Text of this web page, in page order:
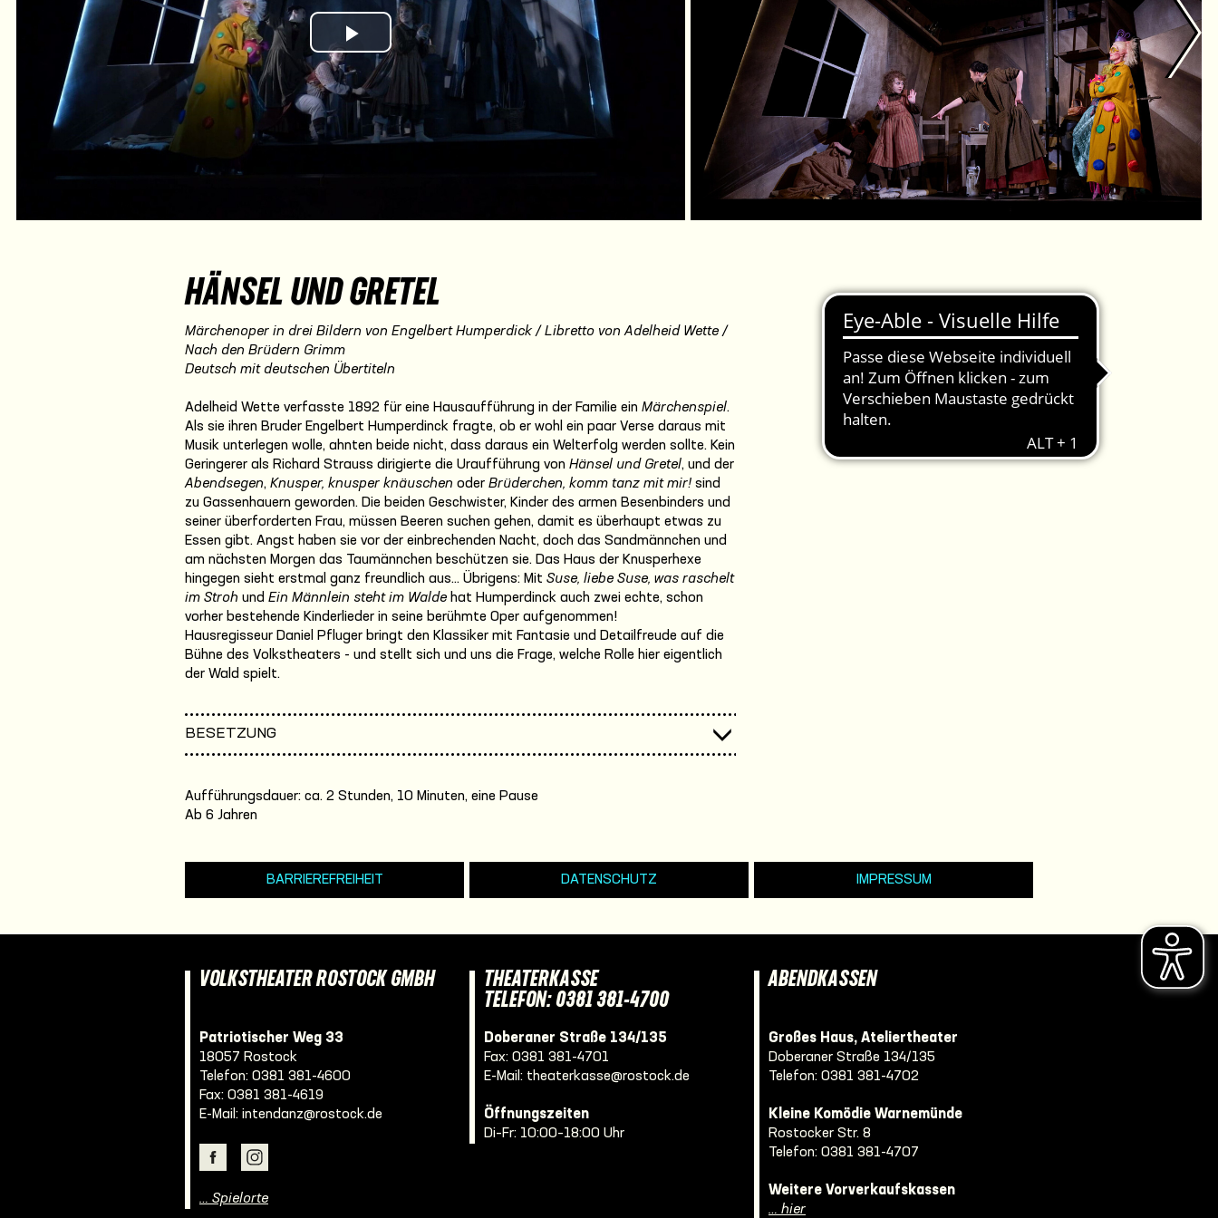
Play Video
HÄNSEL UND GRETEL
Märchenoper in drei Bildern von Engelbert Humperdick / Libretto von Adelheid Wette /
Nach den Brüdern Grimm
Deutsch mit deutschen Übertiteln
Adelheid Wette verfasste 1892 für eine Hausaufführung in der Familie ein Märchenspiel.
Als sie ihren Bruder Engelbert Humperdinck fragte, ob er wohl ein paar Verse daraus mit
Musik unterlegen wolle, ahnten beide nicht, dass daraus ein Welterfolg werden sollte. Kein
Geringerer als Richard Strauss dirigierte die Uraufführung von Hänsel und Gretel, und der
Abendsegen, Knusper, knusper knäuschen oder Brüderchen, komm tanz mit mir! sind
zu Gassenhauern geworden. Die beiden Geschwister, Kinder des armen Besenbinders und
seiner überforderten Frau, müssen Beeren suchen gehen, damit es überhaupt etwas zu
Essen gibt. Angst haben sie vor der einbrechenden Nacht, doch das Sandmännchen und
am nächsten Morgen das Taumännchen beschützen sie. Das Haus der Knusperhexe
hingegen sieht erstmal ganz freundlich aus... Übrigens: Mit Suse, liebe Suse, was raschelt
im Stroh und Ein Männlein steht im Walde hat Humperdinck auch zwei echte, schon
vorher bestehende Kinderlieder in seine berühmte Oper aufgenommen!
Hausregisseur Daniel Pfluger bringt den Klassiker mit Fantasie und Detailfreude auf die
Bühne des Volkstheaters - und stellt sich und uns die Frage, welche Rolle hier eigentlich
der Wald spielt.
BESETZUNG
Aufführungsdauer: ca. 2 Stunden, 10 Minuten, eine Pause
Ab 6 Jahren
BARRIEREFREIHEIT DATENSCHUTZ IMPRESSUM
VOLKSTHEATER ROSTOCK GMBH
Patriotischer Weg 33
18057 Rostock
Telefon: 0381 381-4600
Fax: 0381 381-4619
E-Mail: intendanz@rostock.de
… Spielorte
THEATERKASSE
TELEFON: 0381 381-4700
Doberaner Straße 134/135
Fax: 0381 381-4701
E-Mail: theaterkasse@rostock.de
Öffnungszeiten
Di–Fr: 10:00–18:00 Uhr
ABENDKASSEN
Großes Haus, Ateliertheater
Doberaner Straße 134/135
Telefon: 0381 381-4702
Kleine Komödie Warnemünde
Rostocker Str. 8
Telefon: 0381 381-4707
Weitere Vorverkaufskassen
… hier